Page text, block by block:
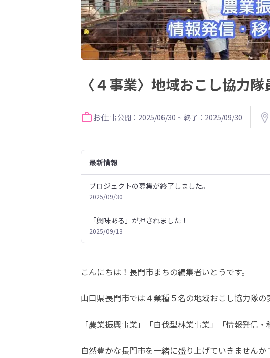
〈４事業〉地域おこし協力
お仕事公開：2025/06/30 ~ 終了：2025/09/30
最新情報
プロジェクトの募集が終了しました。
2025/09/30
「興味ある」が押されました！
2025/09/13
こんにちは！長門市まちの編集者いとうです。
山口県長門市では４業種５名の地域おこし協力隊の
「農業振興事業」「自伐型林業事業」「情報発信
自然豊かな長門市を一緒に盛り上げていきませんか